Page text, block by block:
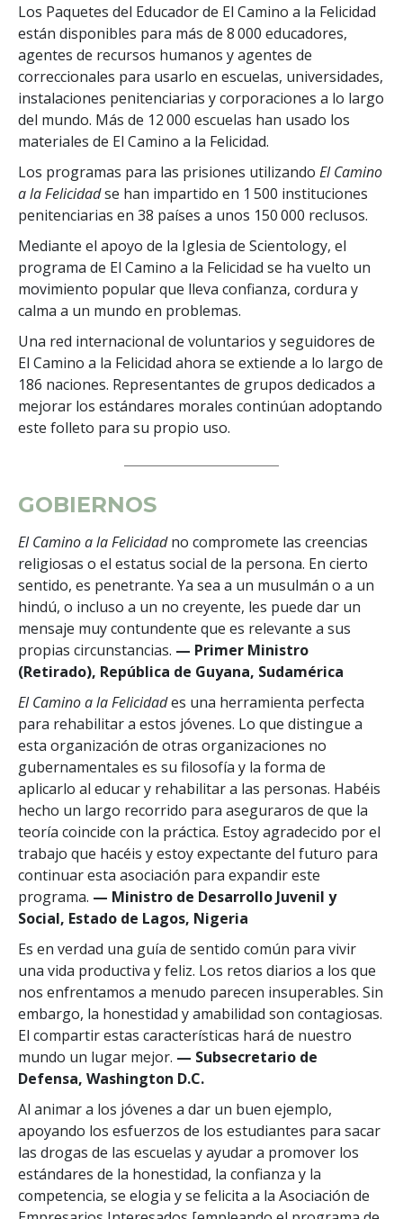
Los Paquetes del Educador de El Camino a la Felicidad
están disponibles para más de 8 000 educadores,
agentes de recursos humanos y agentes de
correccionales para usarlo en escuelas, universidades,
instalaciones penitenciarias y corporaciones a lo largo
del mundo. Más de 12 000 escuelas han usado los
materiales de El Camino a la Felicidad.
Los programas para las prisiones utilizando El Camino
a la Felicidadse han impartido en 1 500 instituciones
penitenciarias en 38 países a unos 150 000 reclusos.
Mediante el apoyo de la Iglesia de Scientology, el
programa de El Camino a la Felicidad se ha vuelto un
movimiento popular que lleva confianza, cordura y
calma a un mundo en problemas.
Una red internacional de voluntarios y seguidores de
El Camino a la Felicidad ahora se extiende a lo largo de
186 naciones. Representantes de grupos dedicados a
mejorar los estándares morales continúan adoptando
este folleto para su propio uso.
GOBIERNOS
El Camino a la Felicidadno compromete las creencias
religiosas o el estatus social de la persona. En cierto
sentido, es penetrante. Ya sea a un musulmán o a un
hindú, o incluso a un no creyente, les puede dar un
mensaje muy contundente que es relevante a sus
propias circunstancias. — Primer Ministro
(Retirado), República de Guyana, Sudamérica
El Camino a la Felicidades una herramienta perfecta
para rehabilitar a estos jóvenes. Lo que distingue a
esta organización de otras organizaciones no
gubernamentales es su filosofía y la forma de
aplicarlo al educar y rehabilitar a las personas. Habéis
hecho un largo recorrido para aseguraros de que la
teoría coincide con la práctica. Estoy agradecido por el
trabajo que hacéis y estoy expectante del futuro para
continuar esta asociación para expandir este
programa. — Ministro de Desarrollo Juvenil y
Social, Estado de Lagos, Nigeria
Es en verdad una guía de sentido común para vivir
una vida productiva y feliz. Los retos diarios a los que
nos enfrentamos a menudo parecen insuperables. Sin
embargo, la honestidad y amabilidad son contagiosas.
El compartir estas características hará de nuestro
mundo un lugar mejor. — Subsecretario de
Defensa, Washington D.C.
Al animar a los jóvenes a dar un buen ejemplo,
apoyando los esfuerzos de los estudiantes para sacar
las drogas de las escuelas y ayudar a promover los
estándares de la honestidad, la confianza y la
competencia, se elogia y se felicita a la Asociación de